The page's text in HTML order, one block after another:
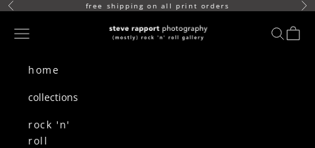
skip to content
Previous free shipping on all print orders
(mostly) rock n roll gallery
Navigation menu search
cart
home
collections
rock 'n'
roll